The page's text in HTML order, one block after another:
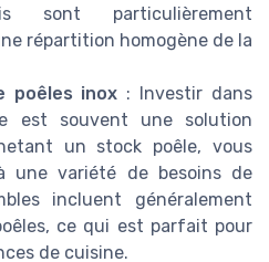
sont particulièrement
répartition homogène de la
poêles inox : Investir dans
est souvent une solution
un stock poêle, vous
une variété de besoins de
incluent généralement
ce qui est parfait pour
de cuisine.